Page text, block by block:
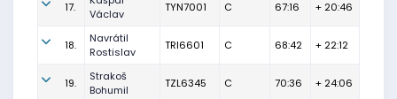
17.
Václav
TYN7001 C 67:16 + 20:46
18.
Navrátil
Rostislav
TRI6601 C 68:42 + 22:12
19.
Strakoš
Bohumil
TZL6345 C 70:36 + 24:06